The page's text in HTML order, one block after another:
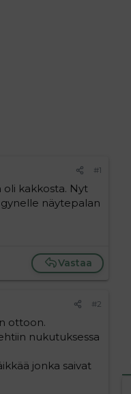
#1
oli kakkosta. Nyt
näytepalan
Vastaa
#2
ottoon.
nukutuksessa
jonka saivat